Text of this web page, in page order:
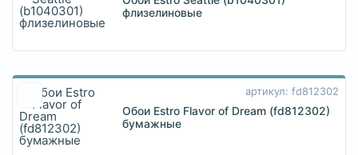
флизелиновые
артикул: fd812302
Обои Estro Flavor of Dream (fd812302)
бумажные